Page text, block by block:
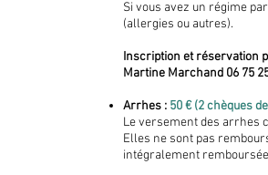
Si vous avez un régime
(allergies ou autres).
Inscription et réservation
Martine Marchand 06 75
Arrhes : 50 € (2 chèques
Le versement des arrhes
Elles ne sont pas
intégralement